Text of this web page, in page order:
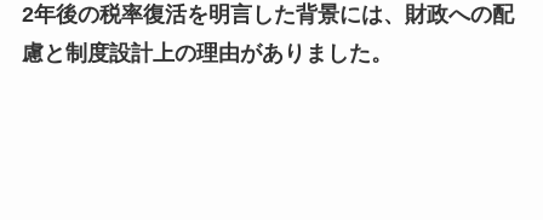
2年後の税率復活を明言した背景には、財政への配
慮と制度設計上の理由がありました。